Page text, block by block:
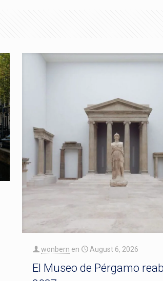
wonbern en August 6, 2026
El Museo de Pérgamo